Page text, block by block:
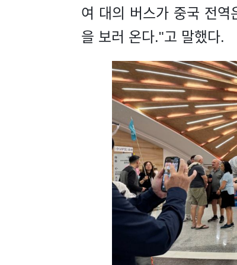
여 대의 버스가 중국 전역
을 보러 온다."고 말했다.